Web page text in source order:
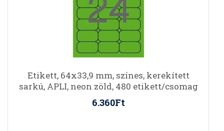
Etikett, 64x33,9 mm, színes, kerekített
sarkú, APLI, neon zöld, 480 etikett/csomag
6.360Ft